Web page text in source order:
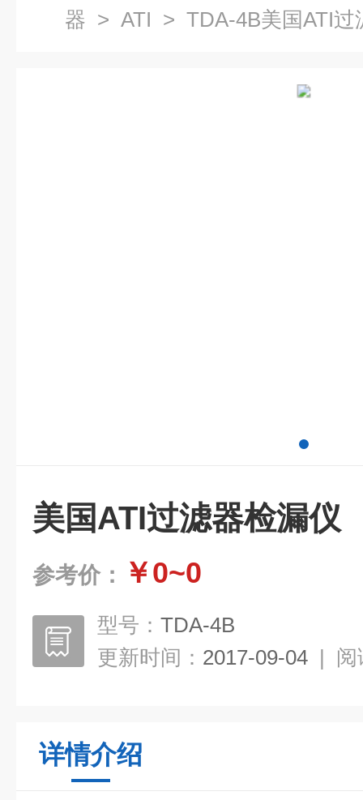
器 > ATI > TDA-4B美国ATI过
美国ATI过滤器检漏仪
参考价： ￥0~0
型号： TDA-4B
更新时间： 2017-09-04 | 阅
详情介绍